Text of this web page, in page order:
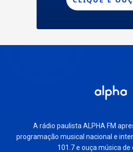
A rádio paulista ALPHA FM
programação musical nacional e
101.7 e ouça música de